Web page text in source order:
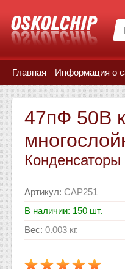
Главная Информация о
47пФ 50В
Конденсаторы
Артикул: CAP251
В наличии: 150 шт.
Вес: 0.003 кг.